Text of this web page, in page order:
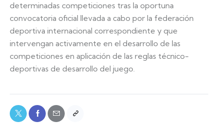
determinadas competiciones tras la oportuna
convocatoria oficial llevada a cabo por la federación
deportiva internacional correspondiente y que
intervengan activamente en el desarrollo de las
competiciones en aplicación de las reglas técnico-
deportivas de desarrollo del juego.